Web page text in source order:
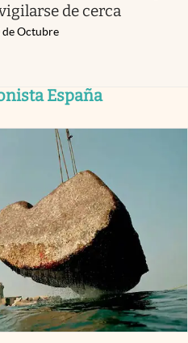
de cerca
de Octubre
España